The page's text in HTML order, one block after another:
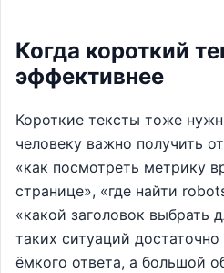
Когда короткий
эффективнее
Короткие тексты тоже
человеку важно получить
«как посмотреть метрику
странице», «где найти
«какой заголовок выбрать
таких ситуаций
ёмкого ответа, а большой